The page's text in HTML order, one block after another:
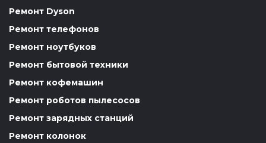
Ремонт Dyson
Ремонт телефонов
Ремонт ноутбуков
Ремонт бытовой техники
Ремонт кофемашин
Ремонт роботов пылесосов
Ремонт зарядных станций
Ремонт колонок